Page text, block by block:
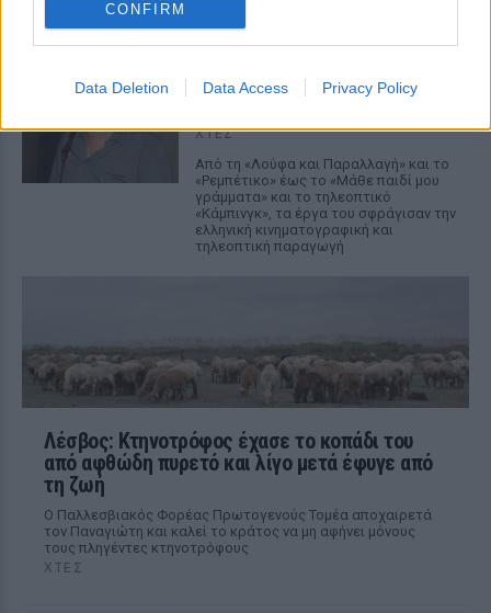
CONFIRM
Data Deletion Data Access Privacy Policy
σπουδαίος ηθοποιός Νίκος
ΧΤΕΣ
Από τη «Λούφα και Παραλλαγή» και το
«Ρεμπέτικο» έως το «Μάθε παιδί μου
γράμματα» και το τηλεοπτικό
«Κάμπινγκ», τα έργα του σφράγισαν την
ελληνική κινηματογραφική και
τηλεοπτική παραγωγή
Λέσβος: Κτηνοτρόφος έχασε το κοπάδι του
από αφθώδη πυρετό και λίγο μετά έφυγε από
τη ζωή
Ο Παλλεσβιακός Φορέας Πρωτογενούς Τομέα αποχαιρετά
τον Παναγιώτη και καλεί το κράτος να μη αφήνει μόνους
τους πληγέντες κτηνοτρόφους
ΧΤΕΣ